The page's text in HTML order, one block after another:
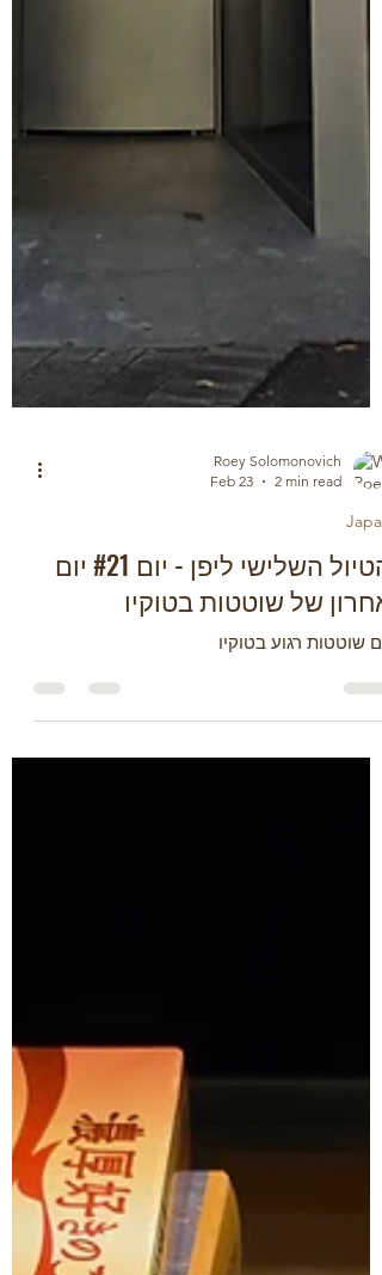
Roey Solomonovich
הטיול השלישי ליפן - יום #21 יום